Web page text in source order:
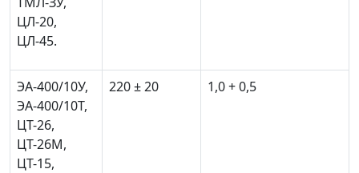
ЦЛ-20,
ЦЛ-45.
ЭА-400/10У,
ЭА-400/10Т,
ЦТ-26,
ЦТ-26М,
ЦТ-15,
220 ± 20 1,0 + 0,5